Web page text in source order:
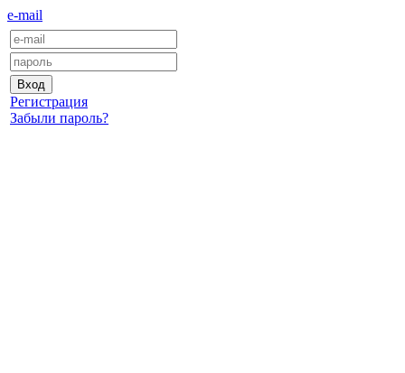
e-mail
Регистрация
Забыли пароль?